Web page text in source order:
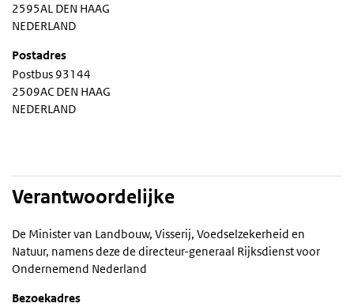
2595AL DEN HAAG
NEDERLAND
Postadres
Postbus 93144
2509AC DEN HAAG
NEDERLAND
Verantwoordelijke
De Minister van Landbouw, Visserij, Voedselzekerheid en
Natuur, namens deze de directeur-generaal Rijksdienst voor
Ondernemend Nederland
Bezoekadres